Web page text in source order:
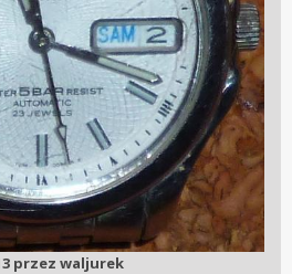
przez waljurek